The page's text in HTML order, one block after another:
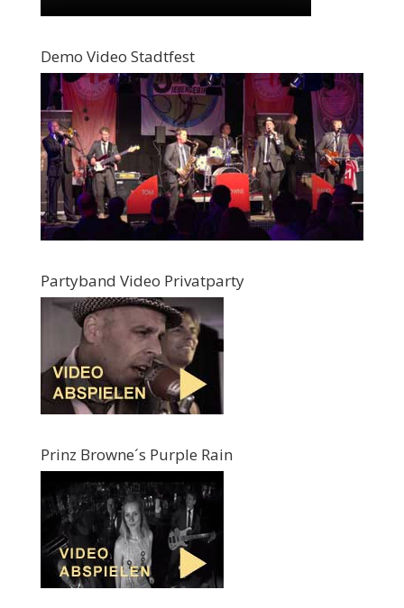
Demo Video Stadtfest
Partyband Video Privatparty
Prinz Browne´s Purple Rain